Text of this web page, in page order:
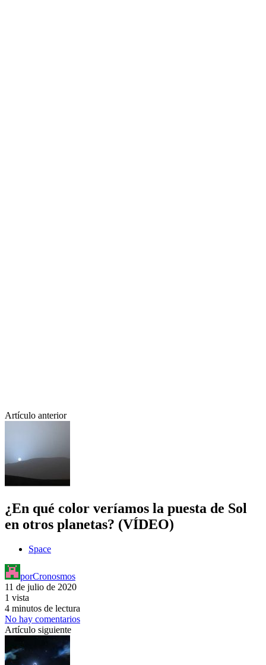
Artículo anterior
¿En qué color veríamos la puesta de Sol
en otros planetas? (VÍDEO)
Space
porCronosmos
11 de julio de 2020
1 vista
4 minutos de lectura
No hay comentarios
Artículo siguiente